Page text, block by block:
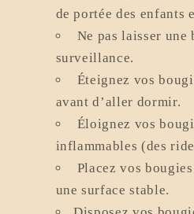
de portée des enfants
Ne pas laisser une
surveillance.
Éteignez vos
avant d’aller dormir.
Éloignez vos
inflammables (des
Placez vos
une surface stable.